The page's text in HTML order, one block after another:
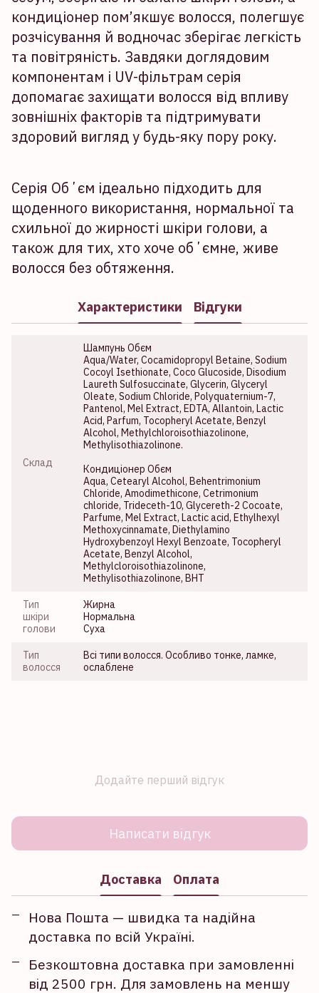
кондиціонер пом’якшує волосся, полегшує
розчісування й водночас зберігає легкість
та повітряність. Завдяки доглядовим
компонентам і UV-фільтрам серія
допомагає захищати волосся від впливу
зовнішніх факторів та підтримувати
здоровий вигляд у будь-яку пору року.
Серія Обʼєм ідеально підходить для
щоденного використання, нормальної та
схильної до жирності шкіри голови, а
також для тих, хто хоче обʼємне, живе
волосся без обтяження.
Характеристики Відгуки
Склад
Шампунь Обєм
Aqua/Water, Cocamidopropyl Betaine, Sodium
Cocoyl Isethionate, Coco Glucoside, Disodium
Laureth Sulfosuccinate, Glycerin, Glyceryl
Oleate, Sodium Chloride, Polyquaternium-7,
Pantenol, Mel Extract, EDTA, Allantoin, Lactic
Acid, Parfum, Tocopheryl Acetate, Benzyl
Alcohol, Methylchloroisothiazolinone,
Methylisothiazolinone.
Кондиціонер Обєм
Aqua, Cetearyl Alcohol, Behentrimonium
Chloride, Amodimethicone, Cetrimonium
chloride, Trideceth-10, Glycereth-2 Cocoate,
Parfume, Mel Extract, Lactic acid, Ethylhexyl
Methoxycinnamate, Diethylamino
Hydroxybenzoyl Hexyl Benzoate, Tocopheryl
Acetate, Benzyl Alcohol,
Methylcloroisothiazolinone,
Methylisothiazolinone, BHT
Тип
шкіри
голови
Жирна
Нормальна
Суха
Тип
волосся
Всі типи волосся. Особливо тонке, ламке,
ослаблене
Додайте перший відгук
Написати відгук
Доставка Оплата
Нова Пошта — швидка та надійна
доставка по всій Україні.
Безкоштовна доставка при замовленні
від 2500 грн. Для замовлень на меншу